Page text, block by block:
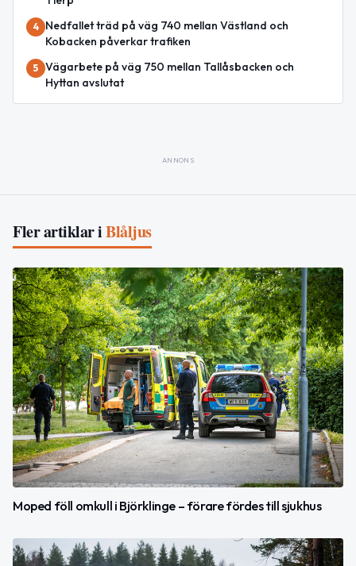
4
Nedfallet träd på väg 740 mellan Västland och
Kobacken påverkar trafiken
5 Vägarbete på väg 750 mellan Tallåsbacken och
Hyttan avslutat
ANNONS
Fler artiklar iBlåljus
Moped föll omkull i Björklinge – förare fördes till sjukhus